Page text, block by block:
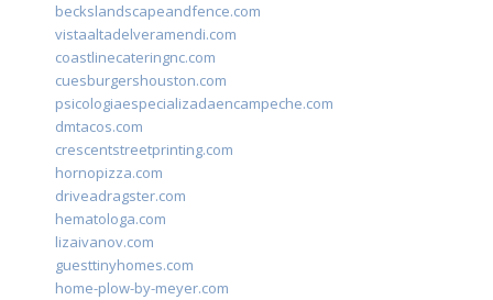
beckslandscapeandfence.com
vistaaltadelveramendi.com
coastlinecateringnc.com
cuesburgershouston.com
psicologiaespecializadaencampeche.com
dmtacos.com
crescentstreetprinting.com
hornopizza.com
driveadragster.com
hematologa.com
lizaivanov.com
guesttinyhomes.com
home-plow-by-meyer.com